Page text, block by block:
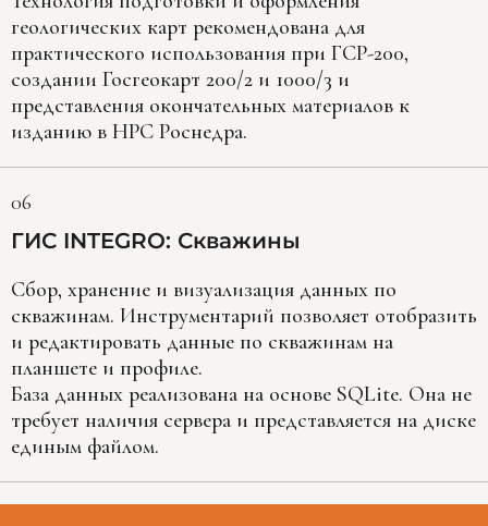
геологических карт рекомендована для
практического использования при ГСР-200,
создании Госгеокарт 200/2 и 1000/3 и
представления окончательных материалов к
изданию в НРС Роснедра.
06
ГИС INTEGRO: Скважины
Сбор, хранение и визуализация данных по
скважинам. Инструментарий позволяет отобразить
и редактировать данные по скважинам на
планшете и профиле.
База данных реализована на основе SQLite. Она не
требует наличия сервера и представляется на диске
единым файлом.